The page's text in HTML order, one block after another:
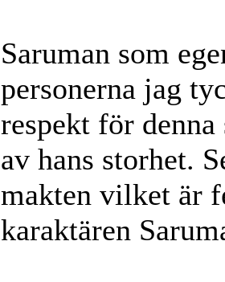
Saruman som
personerna jag
respekt för
av hans storhet.
makten vilket är
karaktären